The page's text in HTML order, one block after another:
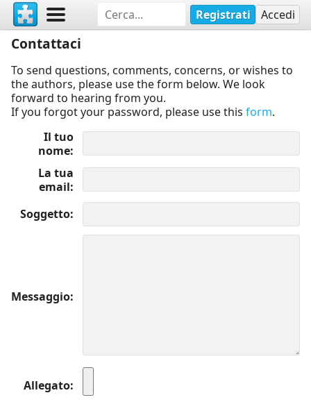
Registrati Accedi
Contattaci
To send questions, comments, concerns, or wishes to
the authors, please use the form below. We look
forward to hearing from you.
If you forgot your password, please use this form.
Il tuo
nome
La tua
email
Soggetto
Messaggio
Allegato